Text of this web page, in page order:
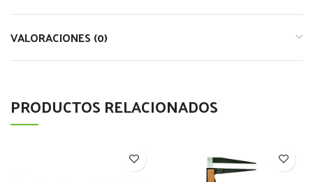
VALORACIONES (0)
PRODUCTOS RELACIONADOS